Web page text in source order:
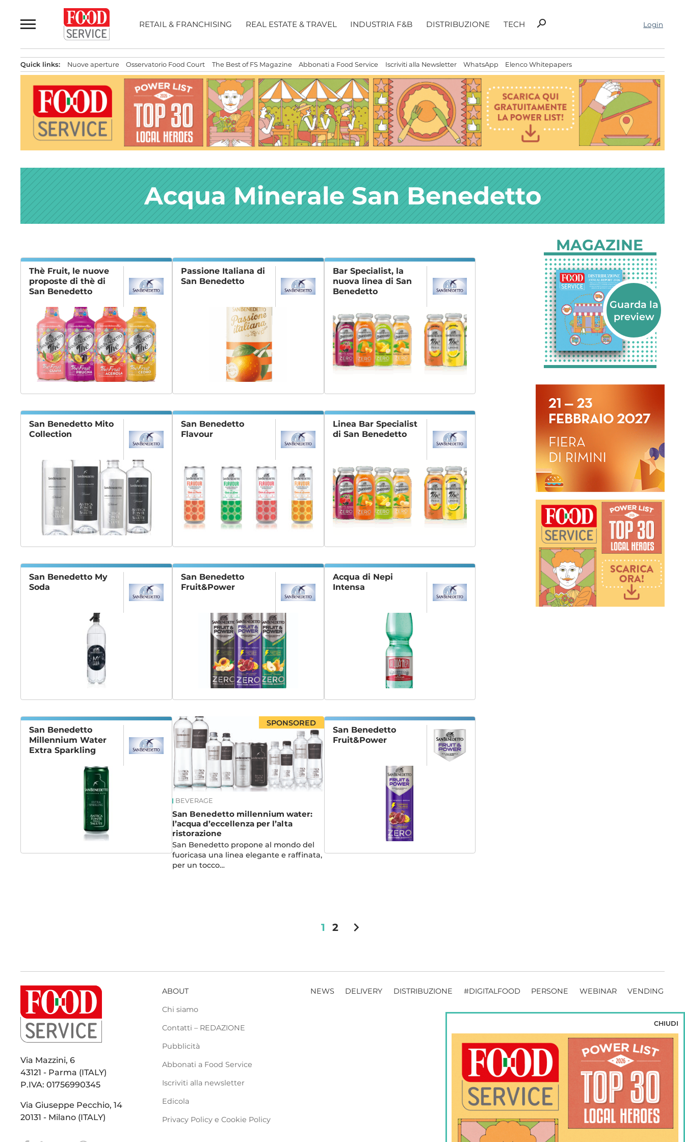
al
contenuto
RETAIL & FRANCHISING REAL ESTATE & TRAVEL INDUSTRIA F&B DISTRIBUZIONE TECH
Ricerca
search Login
Quick links: Nuove aperture Osservatorio Food Court The Best of FS Magazine Abbonati a Food Service Iscriviti alla Newsletter WhatsApp Elenco Whitepapers
Acqua Minerale San Benedetto
News
Thè Fruit, le nuove
proposte di thè di
San Benedetto
Passione Italiana di
San Benedetto
Bar Specialist, la
nuova linea di San
Benedetto
San Benedetto Mito
Collection
San Benedetto
Flavour
Linea Bar Specialist
di San Benedetto
San Benedetto My
Soda
San Benedetto
Fruit&Power
Acqua di Nepi
Intensa
San Benedetto
Millennium Water
Extra Sparkling
SPONSORED
BEVERAGE
San Benedetto millennium water:
l’acqua d’eccellenza per l’alta
ristorazione
San Benedetto propone al mondo del
fuoricasa una linea elegante e raffinata,
per un tocco…
San Benedetto
Fruit&Power
MAGAZINE
1 2 chevron_right
Via Mazzini, 6
43121 - Parma (ITALY)
P.IVA: 01756990345
Via Giuseppe Pecchio, 14
20131 - Milano (ITALY)
ABOUT
Chi siamo
Contatti – REDAZIONE
Pubblicità
Abbonati a Food Service
Iscriviti alla newsletter
Edicola
Privacy Policy e Cookie Policy
NEWS DELIVERY DISTRIBUZIONE #DIGITALFOOD PERSONE WEBINAR VENDING
CHIUDI